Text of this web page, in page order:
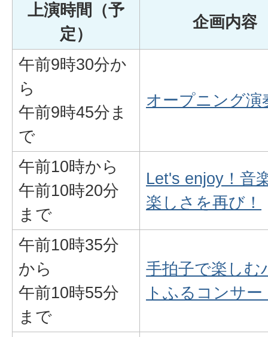
上演時間（予
定）
企画内容
午前9時30分か
ら
午前9時45分ま
で
オープニング演
午前10時から
午前10時20分
まで
Let's enjoy！音
楽しさを再び！
午前10時35分
から
午前10時55分
まで
手拍子で楽しむ
トふるコンサー